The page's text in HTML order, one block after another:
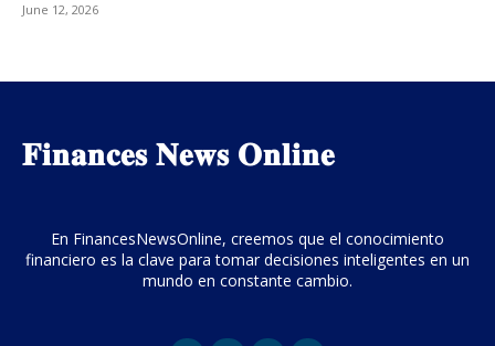
June 12, 2026
𝐅𝐢𝐧𝐚𝐧𝐜𝐞𝐬 𝐍𝐞𝐰𝐬 𝐎𝐧𝐥𝐢𝐧𝐞
En FinancesNewsOnline, creemos que el conocimiento
financiero es la clave para tomar decisiones inteligentes en un
mundo en constante cambio.